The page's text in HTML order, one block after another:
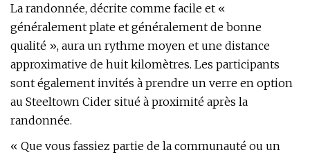
La randonnée, décrite comme facile et «
généralement plate et généralement de bonne
qualité », aura un rythme moyen et une distance
approximative de huit kilomètres. Les participants
sont également invités à prendre un verre en option
au Steeltown Cider situé à proximité après la
randonnée.
« Que vous fassiez partie de la communauté ou un